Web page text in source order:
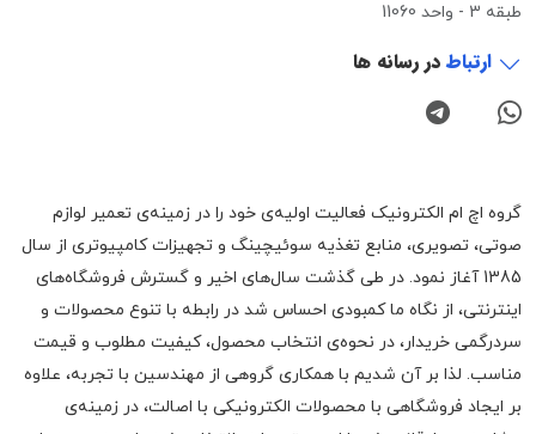
طبقه 3 - واحد 11060
ارتباطدر رسانه ها
گروه اچ ام الکترونیک فعالیت اولیه‌ی خود را در زمینه‌‌ی تعمیر لوازم
صوتی، تصویری، منابع تغذیه سوئیچینگ و تجهیزات کامپیوتری از سال
1385 آغاز نمود. در طی گذشت سال‌های اخیر و گسترش فروشگاه‌های
اینترنتی، از نگاه ما کمبودی احساس شد در رابطه با تنوع محصولات و
سردرگمی خریدار، در نحوه‌ی انتخاب محصول، کیفیت مطلوب و قیمت
مناسب. لذا بر آن شدیم با همکاری گروهی از مهندسین با تجربه، علاوه
بر ایجاد فروشگاهی با محصولات الکترونیکی با اصالت، در زمینه‌ی